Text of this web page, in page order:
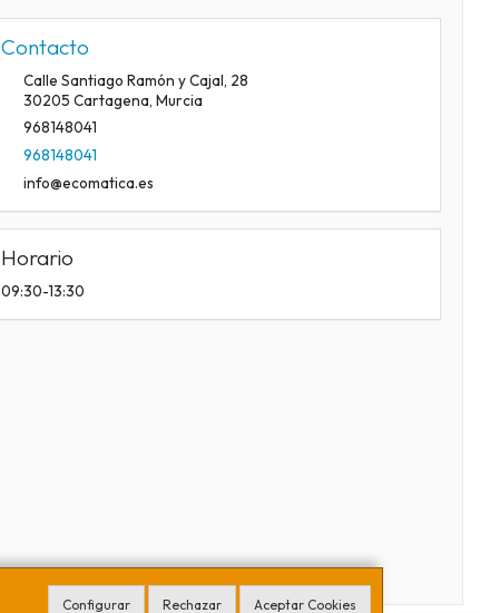
Configurar Rechazar Aceptar Cookies
Contacto
Calle Santiago Ramón y Cajal, 28
30205 Cartagena, Murcia
968148041
968148041
info@ecomatica.es
Horario
09:30-13:30